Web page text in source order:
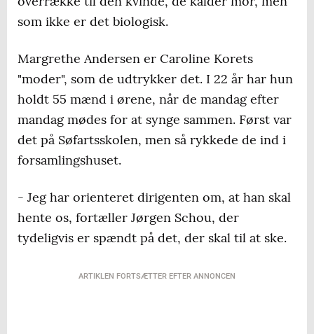
som ikke er det biologisk.
Margrethe Andersen er Caroline Korets
"moder", som de udtrykker det. I 22 år har hun
holdt 55 mænd i ørene, når de mandag efter
mandag mødes for at synge sammen. Først var
det på Søfartsskolen, men så rykkede de ind i
forsamlingshuset.
- Jeg har orienteret dirigenten om, at han skal
hente os, fortæller Jørgen Schou, der
tydeligvis er spændt på det, der skal til at ske.
ARTIKLEN FORTSÆTTER EFTER ANNONCEN